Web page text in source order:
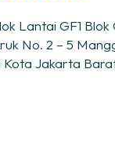
Lantai GF1 Blok
No. 2 – 5
Jakarta Barat